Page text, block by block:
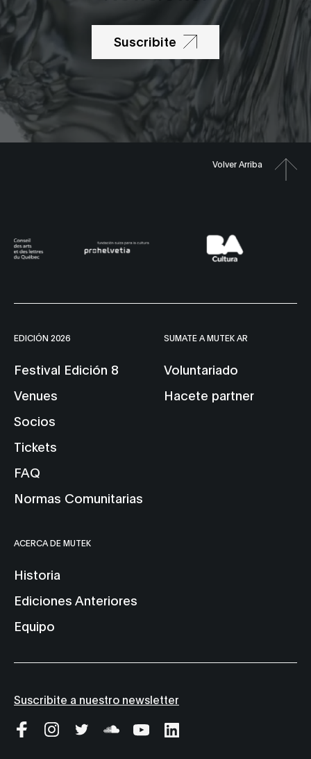
Suscribite
Volver Arriba
EDICIÓN 2026
Festival Edición 8
Venues
Socios
Tickets
FAQ
Normas Comunitarias
SUMATE A MUTEK AR
Voluntariado
Hacete partner
ACERCA DE MUTEK
Historia
Ediciones Anteriores
Equipo
Suscribite a nuestro newsletter